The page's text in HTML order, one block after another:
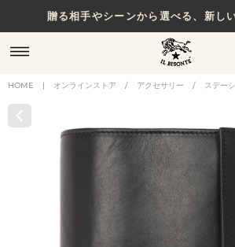
贈る相手やシーンから選べる、新し
HOME | オンラインストア / アクセサリー / ステー